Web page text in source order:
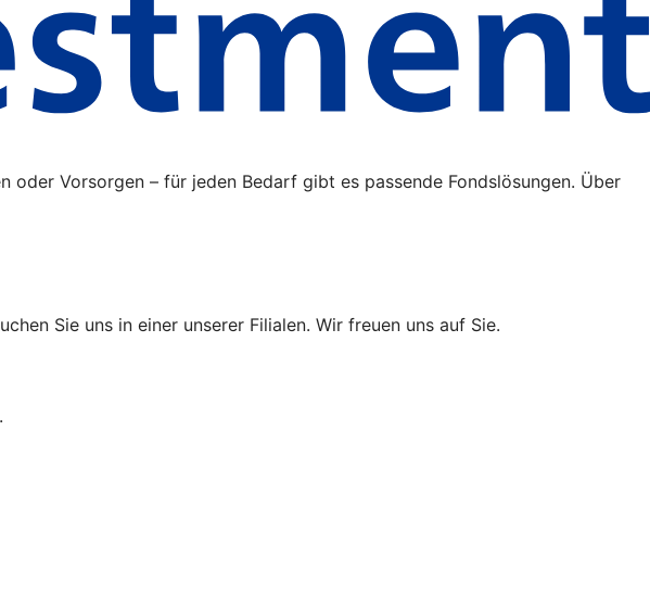
oder Vorsorgen – für jeden Bedarf gibt es passende Fondslösungen. Über
Sie uns in einer unserer Filialen. Wir freuen uns auf Sie.